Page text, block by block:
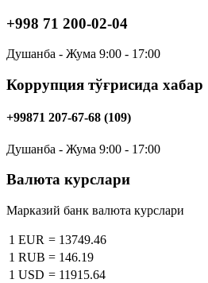
+998 71 200-02-04
Душанба - Жума 9:00 - 17:00
Коррупция тўғрисида хабар
+99871 207-67-68 (109)
Душанба - Жума 9:00 - 17:00
Валюта курслари
Марказий банк валюта курслари
1 EUR = 13749.46
1 RUB = 146.19
1 USD = 11915.64